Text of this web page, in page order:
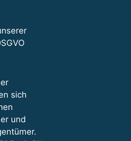
sich
und